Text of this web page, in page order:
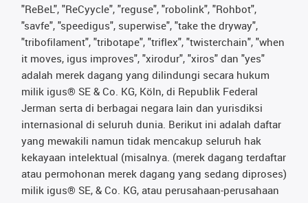
"ReBeL", "ReCyycle", "reguse", "robolink", "Rohbot",
"savfe", "speedigus", superwise", "take the dryway",
"tribofilament", "tribotape", "triflex", "twisterchain", "when
it moves, igus improves", "xirodur", "xiros" dan "yes"
adalah merek dagang yang dilindungi secara hukum
milik igus® SE & Co. KG, Köln, di Republik Federal
Jerman serta di berbagai negara lain dan yurisdiksi
internasional di seluruh dunia. Berikut ini adalah daftar
yang mewakili namun tidak mencakup seluruh hak
kekayaan intelektual (misalnya. (merek dagang terdaftar
atau permohonan merek dagang yang sedang diproses)
milik igus® SE, & Co. KG, atau perusahaan-perusahaan